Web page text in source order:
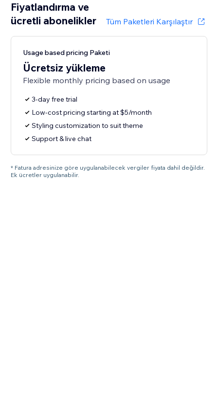
Fiyatlandırma ve
ücretli abonelikler
Tüm Paketleri Karşılaştır
Usage based pricing Paketi
Ücretsiz yükleme
Flexible monthly pricing based on usage
3-day free trial
Low-cost pricing starting at $5/month
Styling customization to suit theme
Support & live chat
* Fatura adresinize göre uygulanabilecek vergiler fiyata dahil değildir.
Ek ücretler uygulanabilir.